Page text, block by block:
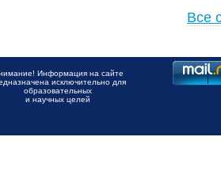
Все
Информация на сайте
исключительно для
образовательных
и научных целей